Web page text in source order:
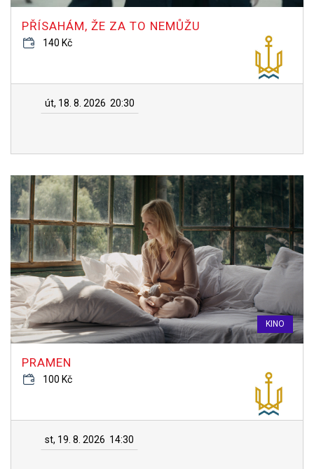
PŘÍSAHÁM, ŽE ZA TO NEMŮŽU
140 Kč
út, 18. 8. 2026 20:30
KINO
PRAMEN
100 Kč
st, 19. 8. 2026 14:30